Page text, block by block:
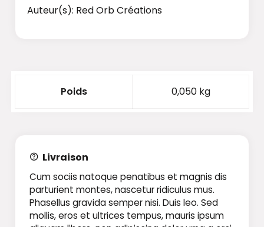
Auteur(s): Red Orb Créations
Poids 0,050 kg
Livraison
Cum sociis natoque penatibus et magnis dis
parturient montes, nascetur ridiculus mus.
Phasellus gravida semper nisi. Duis leo. Sed
mollis, eros et ultrices tempus, mauris ipsum